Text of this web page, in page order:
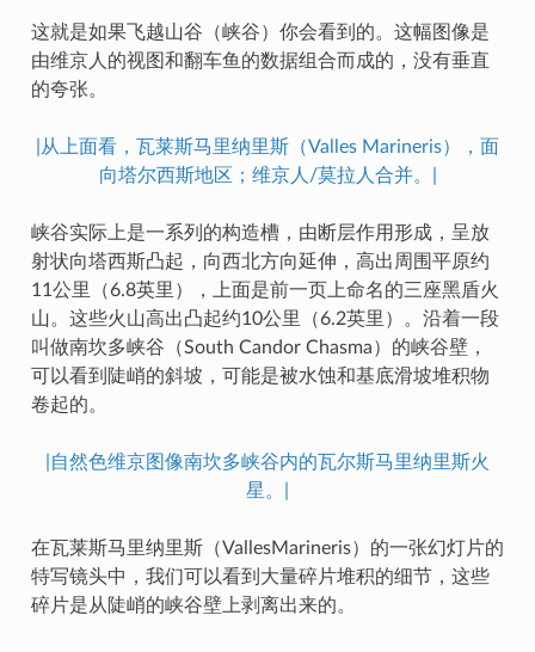
这就是如果飞越山谷（峡谷）你会看到的。这幅图像是
由维京人的视图和翻车鱼的数据组合而成的，没有垂直
的夸张。
|从上面看，瓦莱斯马里纳里斯（Valles Marineris），面
向塔尔西斯地区；维京人/莫拉人合并。|
峡谷实际上是一系列的构造槽，由断层作用形成，呈放
射状向塔西斯凸起，向西北方向延伸，高出周围平原约
11公里（6.8英里），上面是前一页上命名的三座黑盾火
山。这些火山高出凸起约10公里（6.2英里）。沿着一段
叫做南坎多峡谷（South Candor Chasma）的峡谷壁，
可以看到陡峭的斜坡，可能是被水蚀和基底滑坡堆积物
卷起的。
|自然色维京图像南坎多峡谷内的瓦尔斯马里纳里斯火
星。|
在瓦莱斯马里纳里斯（VallesMarineris）的一张幻灯片的
特写镜头中，我们可以看到大量碎片堆积的细节，这些
碎片是从陡峭的峡谷壁上剥离出来的。